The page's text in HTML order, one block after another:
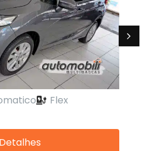
Flex